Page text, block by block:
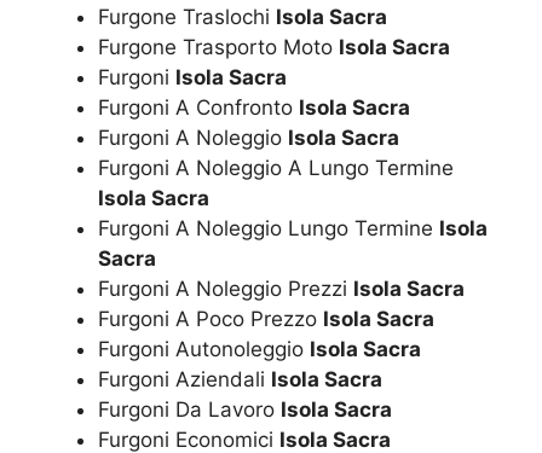
Furgone Traslochi Isola Sacra
Furgone Trasporto Moto Isola Sacra
Furgoni Isola Sacra
Furgoni A Confronto Isola Sacra
Furgoni A Noleggio Isola Sacra
Furgoni A Noleggio A Lungo Termine
Isola Sacra
Furgoni A Noleggio Lungo Termine Isola
Sacra
Furgoni A Noleggio Prezzi Isola Sacra
Furgoni A Poco Prezzo Isola Sacra
Furgoni Autonoleggio Isola Sacra
Furgoni Aziendali Isola Sacra
Furgoni Da Lavoro Isola Sacra
Furgoni Economici Isola Sacra